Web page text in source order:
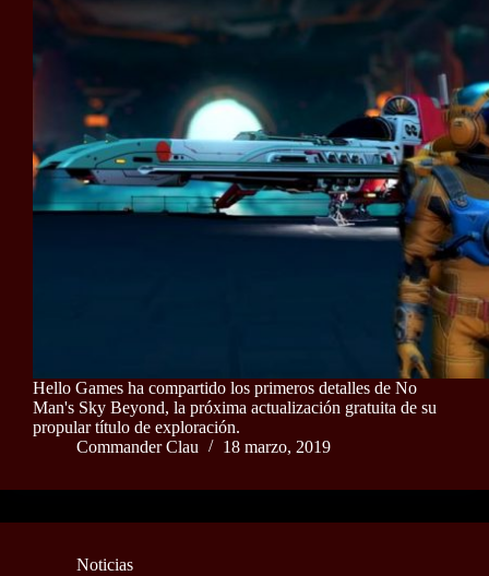
Hello Games ha compartido los primeros detalles de No
Man's Sky Beyond, la próxima actualización gratuita de su
propular título de exploración.
Commander Clau
18 marzo, 2019
Noticias